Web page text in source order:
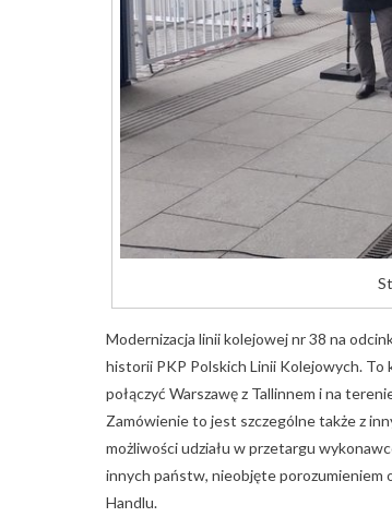
Modernizacja linii kolejowej nr 38 na
historii PKP Polskich Linii Kolejowych. To
połączyć Warszawę z Tallinnem i na
Zamówienie to jest szczególne także z
możliwości udziału w przetargu
innych państw, nieobjęte porozumieniem
Handlu.